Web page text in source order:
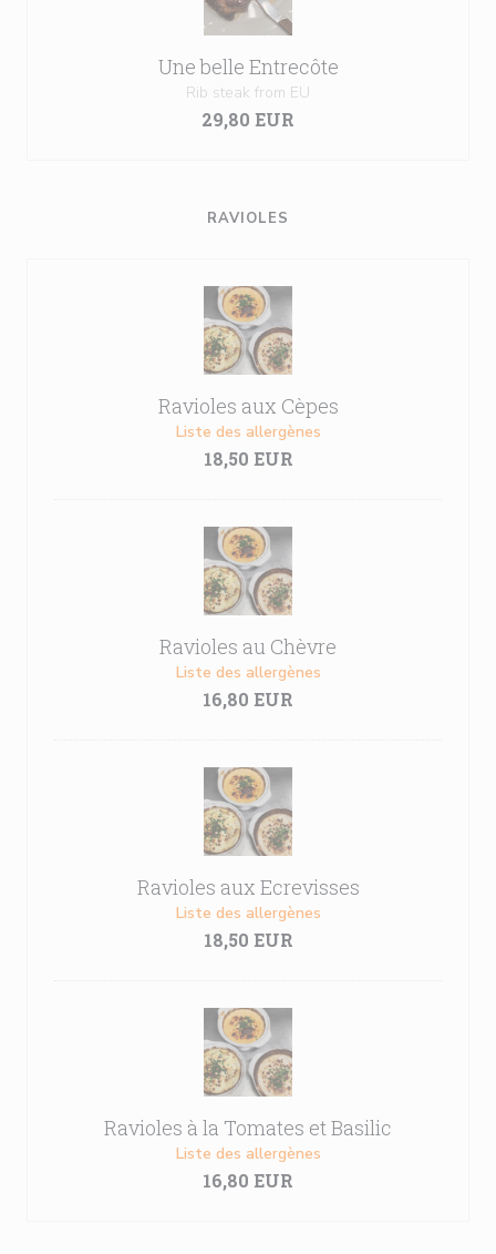
Une belle Entrecôte
Rib steak from EU
29,80 EUR
RAVIOLES
Ravioles aux Cèpes
Liste des allergènes
18,50 EUR
Ravioles au Chèvre
Liste des allergènes
16,80 EUR
Ravioles aux Ecrevisses
Liste des allergènes
18,50 EUR
Ravioles à la Tomates et Basilic
Liste des allergènes
16,80 EUR